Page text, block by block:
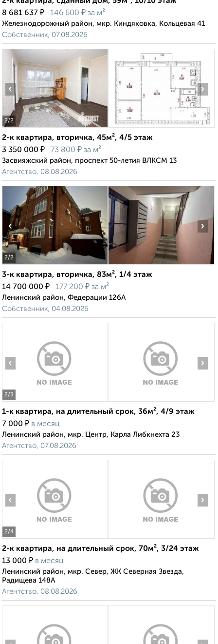
8 681 637 ₽ 146 600 ₽ за м²
Железнодорожный район, мкр. Киндяковка, Кольцевая 41
Собственник, 07.08.2026
2/2
‹ ›
2-к квартира, вторичка, 45м², 4/5 этаж
3 350 000 ₽ 73 800 ₽ за м²
Засвияжский район, проспект 50-летия ВЛКСМ 13
Агентство, 08.08.2026
2/2
‹ ›
3-к квартира, вторичка, 83м², 1/4 этаж
14 700 000 ₽ 177 200 ₽ за м²
Ленинский район, Федерации 126А
Собственник, 04.08.2026
2/3
‹ ›
1-к квартира, на длительный срок, 36м², 4/9 этаж
7 000 ₽ в месяц
Ленинский район, мкр. Центр, Карла Либкнехта 23
Агентство, 07.08.2026
2/4
‹ ›
2-к квартира, на длительный срок, 70м², 3/24 этаж
13 000 ₽ в месяц
Ленинский район, мкр. Север, ЖК Северная Звезда,
Радищева 148А
Агентство, 08.08.2026